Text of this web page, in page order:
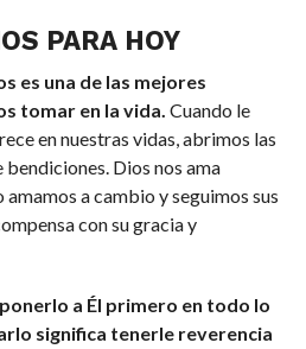
PARA HOY
es una de las mejores
tomar en la vida. Cuando le
en nuestras vidas, abrimos las
Dios nos ama
a cambio y seguimos sus
con su gracia y
a Él primero en todo lo
significa tenerle reverencia